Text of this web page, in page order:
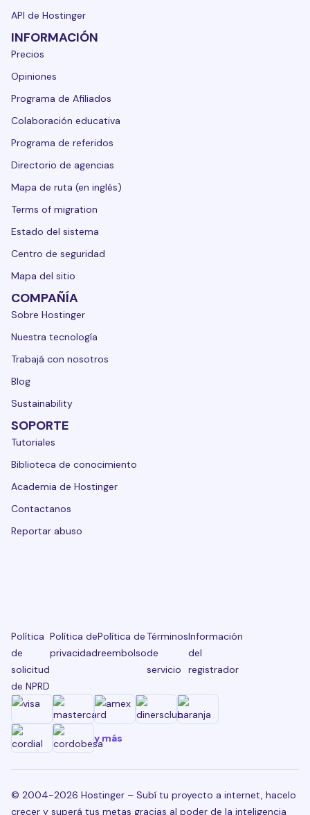
API de Hostinger
INFORMACIÓN
Precios
Opiniones
Programa de Afiliados
Colaboración educativa
Programa de referidos
Directorio de agencias
Mapa de ruta (en inglés)
Terms of migration
Estado del sistema
Centro de seguridad
Mapa del sitio
COMPAÑÍA
Sobre Hostinger
Nuestra tecnología
Trabajá con nosotros
Blog
Sustainability
SOPORTE
Tutoriales
Biblioteca de conocimiento
Academia de Hostinger
Contactanos
Reportar abuso
Política
de
solicitud
de NPRD
Política de
privacidad
Política de
reembolso
Términos
de
servicio
Información
del
registrador
y más
© 2004-2026 Hostinger – Subí tu proyecto a internet, hacelo
crecer y superá tus metas gracias al poder de la inteligencia